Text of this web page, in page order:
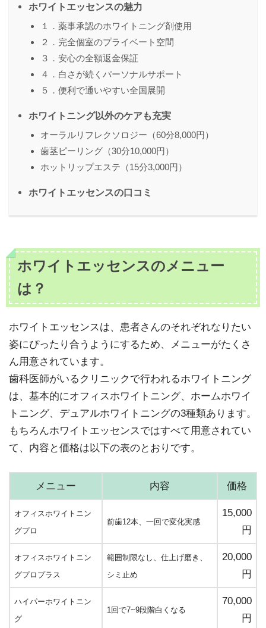
ホワイトエッセンスの魅力
１．薬事承認のホワイトニング剤使用
２．完全個室のプライベート空間
３．安心の全額返金保証
４．白さが続くパーソナルサポート
５．便利で通いやすい全国展開
ホワイトニング以外のケアも充実
オーラルリフレクソロジー（60分8,000円）
歯茎ピーリング（30分10,000円）
ホットリップエステ（15分3,000円）
ホワイトエッセンスの口コミ
ホワイトエッセンスのメニュー
は？
ホワイトエッセンスは、患者さんのそれぞれなりたい
姿にぴったり合うようにするため、メニューがたくさ
ん用意されています。
歯科医師がいるクリニックで行われるホワイトニング
は、基本的にオフィスホワイトニング、ホームホワイ
トニング、デュアルホワイトニングの3種類あります。
もちろんホワイトエッセンスではすべて用意されてい
て、内容と価格は以下の表のとおりです。
メニュー 内容 価格
オフィスホワイトニン
グプロ
前歯12本、一回で変化実感
15,000
円
オフィスホワイトニン
グプロプラス
範囲制限なし、仕上げ磨き、
シミ止め
20,000
円
ハイパーホワイトニン
グ
1回で7~9段階白くなる
70,000
円